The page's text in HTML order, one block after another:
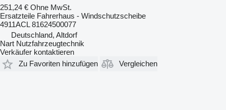
251,24 € Ohne MwSt.
Ersatzteile Fahrerhaus - Windschutzscheibe
4911ACL 81624500077
Deutschland, Altdorf
Nart Nutzfahrzeugtechnik
Verkäufer kontaktieren
Zu Favoriten hinzufügen
Vergleichen